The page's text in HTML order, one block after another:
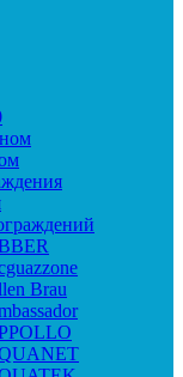
Brau